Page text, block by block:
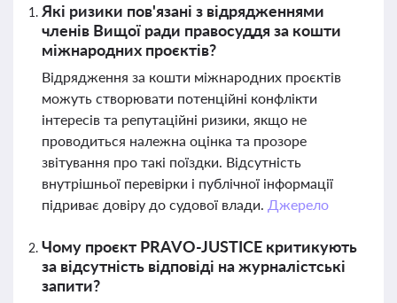
Які ризики пов'язані з відрядженнями
членів Вищої ради правосуддя за кошти
міжнародних проєктів?
Відрядження за кошти міжнародних проєктів
можуть створювати потенційні конфлікти
інтересів та репутаційні ризики, якщо не
проводиться належна оцінка та прозоре
звітування про такі поїздки. Відсутність
внутрішньої перевірки і публічної інформації
підриває довіру до судової влади. Джерело
Чому проєкт PRAVO-JUSTICE критикують
за відсутність відповіді на журналістські
запити?